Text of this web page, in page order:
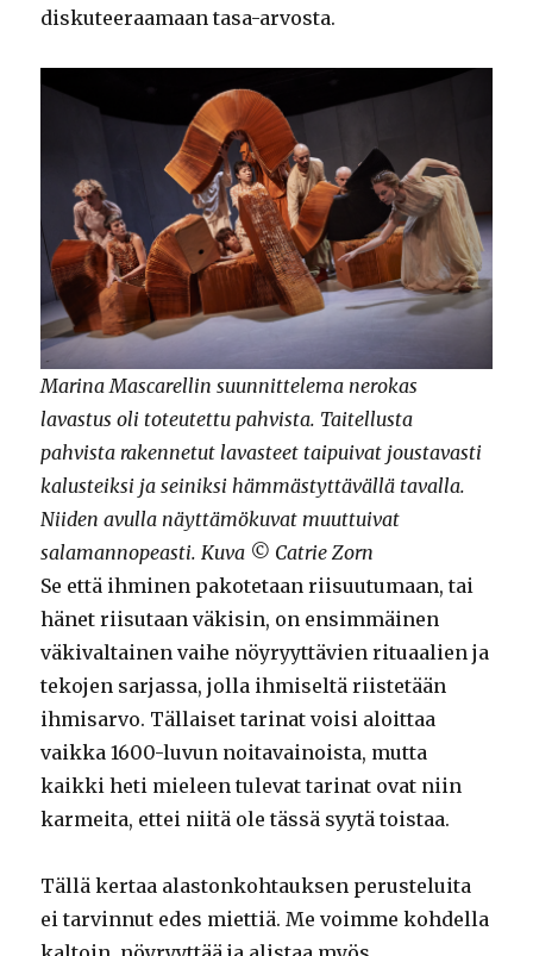
diskuteeraamaan tasa-arvosta.
Marina Mascarellin suunnittelema nerokas
lavastus oli toteutettu pahvista. Taitellusta
pahvista rakennetut lavasteet taipuivat joustavasti
kalusteiksi ja seiniksi hämmästyttävällä tavalla.
Niiden avulla näyttämökuvat muuttuivat
salamannopeasti. Kuva © Catrie Zorn
Se että ihminen pakotetaan riisuutumaan, tai
hänet riisutaan väkisin, on ensimmäinen
väkivaltainen vaihe nöyryyttävien rituaalien ja
tekojen sarjassa, jolla ihmiseltä riistetään
ihmisarvo. Tällaiset tarinat voisi aloittaa
vaikka 1600-luvun noitavainoista, mutta
kaikki heti mieleen tulevat tarinat ovat niin
karmeita, ettei niitä ole tässä syytä toistaa.
Tällä kertaa alastonkohtauksen perusteluita
ei tarvinnut edes miettiä. Me voimme kohdella